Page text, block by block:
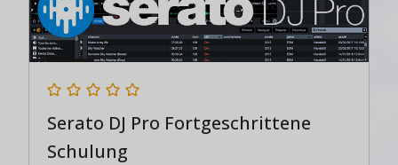
Serato DJ Pro Fortgeschrittene
Schulung